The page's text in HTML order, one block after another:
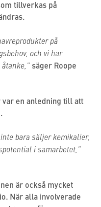
tillverkas på
på
och vi har
säger Roope
en anledning till att
bara säljer kemikalier,
i samarbetet,”
är också mycket
När alla involverade